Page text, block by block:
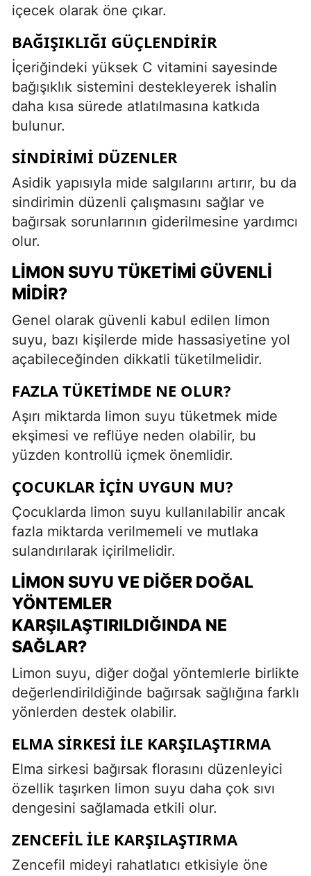
içecek olarak öne çıkar.
BAĞIŞIKLIĞI GÜÇLENDIRIR
İçeriğindeki yüksek C vitamini sayesinde
bağışıklık sistemini destekleyerek ishalin
daha kısa sürede atlatılmasına katkıda
bulunur.
SINDIRIMI DÜZENLER
Asidik yapısıyla mide salgılarını artırır, bu da
sindirimin düzenli çalışmasını sağlar ve
bağırsak sorunlarının giderilmesine yardımcı
olur.
LIMON SUYU TÜKETIMI GÜVENLI
MIDIR?
Genel olarak güvenli kabul edilen limon
suyu, bazı kişilerde mide hassasiyetine yol
açabileceğinden dikkatli tüketilmelidir.
FAZLA TÜKETIMDE NE OLUR?
Aşırı miktarda limon suyu tüketmek mide
ekşimesi ve reflüye neden olabilir, bu
yüzden kontrollü içmek önemlidir.
ÇOCUKLAR İÇIN UYGUN MU?
Çocuklarda limon suyu kullanılabilir ancak
fazla miktarda verilmemeli ve mutlaka
sulandırılarak içirilmelidir.
LIMON SUYU VE DIĞER DOĞAL
YÖNTEMLER
KARŞILAŞTIRILDIĞINDA NE
SAĞLAR?
Limon suyu, diğer doğal yöntemlerle birlikte
değerlendirildiğinde bağırsak sağlığına farklı
yönlerden destek olabilir.
ELMA SIRKESI ILE KARŞILAŞTIRMA
Elma sirkesi bağırsak florasını düzenleyici
özellik taşırken limon suyu daha çok sıvı
dengesini sağlamada etkili olur.
ZENCEFIL ILE KARŞILAŞTIRMA
Zencefil mideyi rahatlatıcı etkisiyle öne